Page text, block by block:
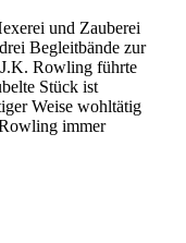
und Zauberei
Begleitbände zur
J.K. Rowling führte
Stück ist
Weise wohltätig
immer